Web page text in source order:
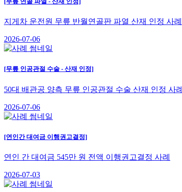
지게차 운전원 무릎 반월연골판 파열 산재 인정 사례
2026-07-06
[무릎 인공관절 수술 - 산재 인정]
50대 배관공 양측 무릎 인공관절 수술 산재 인정 사례
2026-07-06
[연인간 대여금 이행권고결정]
연인 간 대여금 545만 원 전액 이행권고결정 사례
2026-07-03